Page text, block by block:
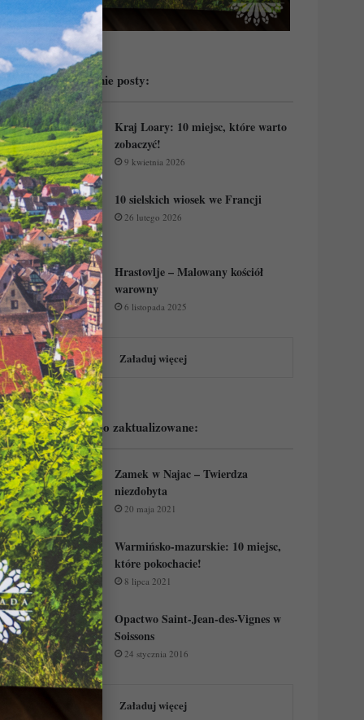
Przeczytaj ostatnie posty:
Kraj Loary: 10 miejsc, które warto
zobaczyć!
9 kwietnia 2026
10 sielskich wiosek we Francji
26 lutego 2026
Hrastovlje – Malowany kościół
warowny
6 listopada 2025
Załaduj więcej
Podejrzyj ostatnio zaktualizowane:
Zamek w Najac – Twierdza
niezdobyta
20 maja 2021
Warmińsko-mazurskie: 10 miejsc,
które pokochacie!
8 lipca 2021
Opactwo Saint-Jean-des-Vignes w
Soissons
24 stycznia 2016
Załaduj więcej